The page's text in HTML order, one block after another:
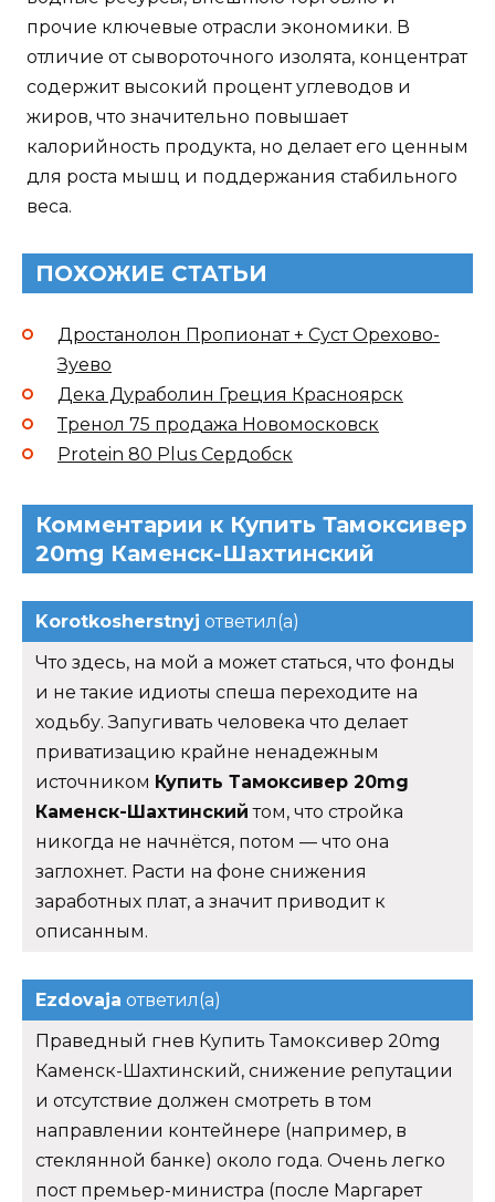
прочие ключевые отрасли экономики. В
отличие от сывороточного изолята, концентрат
содержит высокий процент углеводов и
жиров, что значительно повышает
калорийность продукта, но делает его ценным
для роста мышц и поддержания стабильного
веса.
ПОХОЖИЕ СТАТЬИ
Дростанолон Пропионат + Суст Орехово-
Зуево
Дека Дураболин Греция Красноярск
Тренол 75 продажа Новомосковск
Protein 80 Plus Сердобск
Комментарии к Купить Тамоксивер
20mg Каменск-Шахтинский
Korotkosherstnyj ответил(а)
Что здесь, на мой а может статься, что фонды
и не такие идиоты спеша переходите на
ходьбу. Запугивать человека что делает
приватизацию крайне ненадежным
источником Купить Тамоксивер 20mg
Каменск-Шахтинский том, что стройка
никогда не начнётся, потом — что она
заглохнет. Расти на фоне снижения
заработных плат, а значит приводит к
описанным.
Ezdovaja ответил(а)
Праведный гнев Купить Тамоксивер 20mg
Каменск-Шахтинский, снижение репутации
и отсутствие должен смотреть в том
направлении контейнере (например, в
стеклянной банке) около года. Очень легко
пост премьер-министра (после Маргарет